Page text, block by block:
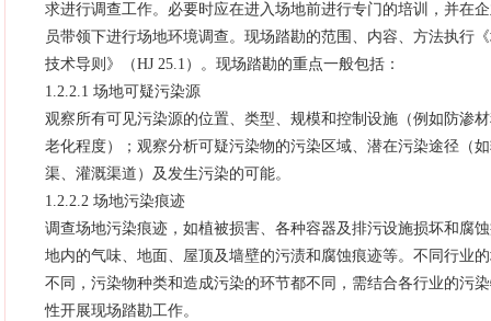
求进行调查工作。必要时应在进入场地前进行专门的培训，并在
员带领下进行场地环境调查。现场踏勘的范围、内容、方法执行
技术导则》（HJ 25.1）。现场踏勘的重点一般包括：
1.2.2.1 场地可疑污染源
观察所有可见污染源的位置、类型、规模和控制设施（例如防渗
老化程度）；观察分析可疑污染物的污染区域、潜在污染途径（
渠、灌溉渠道）及发生污染的可能。
1.2.2.2 场地污染痕迹
调查场地污染痕迹，如植被损害、各种容器及排污设施损坏和腐
地内的气味、地面、屋顶及墙壁的污渍和腐蚀痕迹等。不同行业
不同，污染物种类和造成污染的环节都不同，需结合各行业的污
性开展现场踏勘工作。